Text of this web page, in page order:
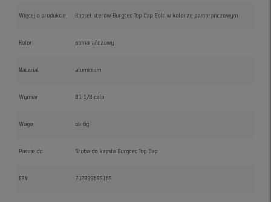
Więcej o produkcie Kapsel sterów Burgtec Top Cap Bolt w kolorze pomarańczowym
Kolor pomarańczowy
Materiał aluminium
Wymiar Ø1 1/8 cala
Waga ok 6g
Pasuje do Śruba do kapsla Burgtec Top Cap
EAN 712885685165